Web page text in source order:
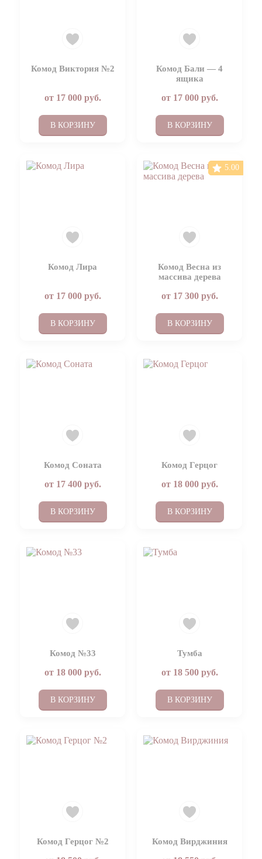
Комод Виктория №2
от 17 000руб.
В КОРЗИНУ
Комод Бали — 4
ящика
от 17 000руб.
В КОРЗИНУ
Комод Лира
от 17 000руб.
В КОРЗИНУ
Комод Весна из
массива дерева
от 17 300руб.
В КОРЗИНУ
5.00
Комод Соната
от 17 400руб.
В КОРЗИНУ
Комод Герцог
от 18 000руб.
В КОРЗИНУ
Комод №33
от 18 000руб.
В КОРЗИНУ
Тумба
от 18 500руб.
В КОРЗИНУ
Комод Герцог №2 Комод Вирджиния